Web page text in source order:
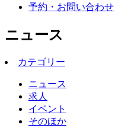
予約・お問い合わせ
ニュース
カテゴリー
ニュース
求人
イベント
そのほか